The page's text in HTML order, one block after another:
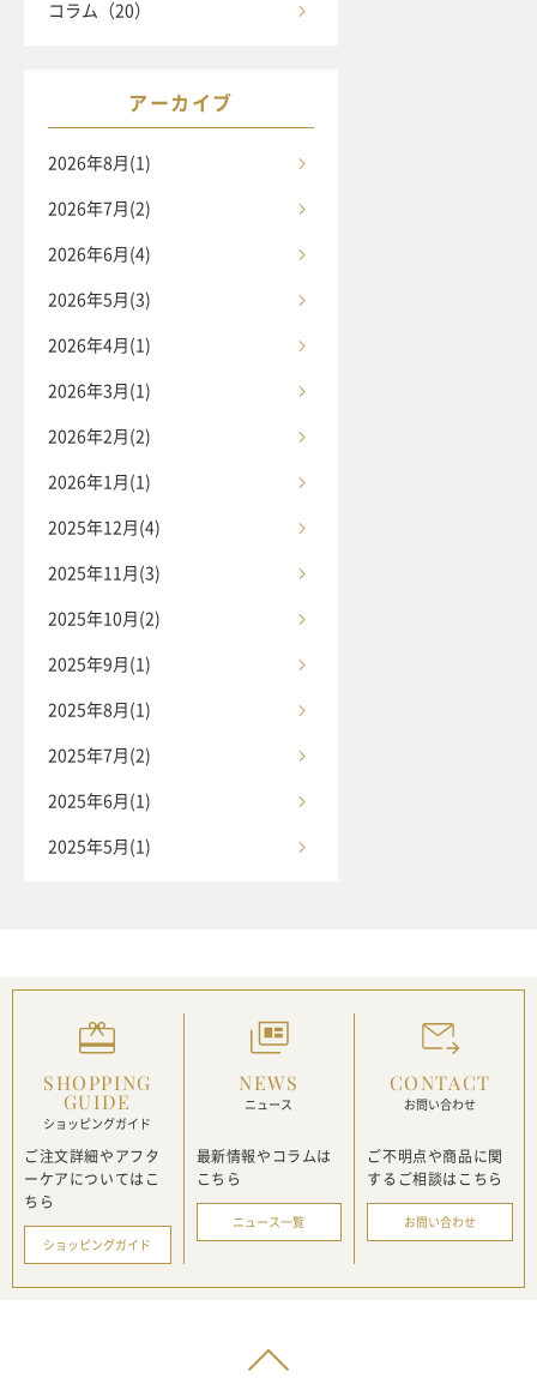
コラム（20）
アーカイブ
2026年8月(1)
2026年7月(2)
2026年6月(4)
2026年5月(3)
2026年4月(1)
2026年3月(1)
2026年2月(2)
2026年1月(1)
2025年12月(4)
2025年11月(3)
2025年10月(2)
2025年9月(1)
2025年8月(1)
2025年7月(2)
2025年6月(1)
2025年5月(1)
SHOPPING
GUIDE
ショッピングガイド
ご注文詳細やアフタ
ーケアについてはこ
ちら
ショッピングガイド
NEWS
ニュース
最新情報や コラムは
こちら
ニュース一覧
CONTACT
お問い合わせ
ご不明点や商品に関
する ご相談はこちら
お問い合わせ